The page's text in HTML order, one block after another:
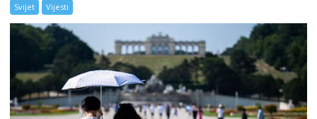
Svijet Vijesti